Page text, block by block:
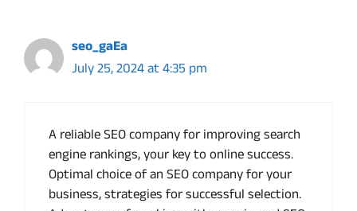
seo_gaEa
July 25, 2024 at 4:35 pm
A reliable SEO company for improving search
engine rankings, your key to online success.
Optimal choice of an SEO company for your
business, strategies for successful selection.